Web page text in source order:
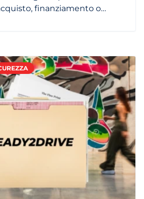
finanziamento o